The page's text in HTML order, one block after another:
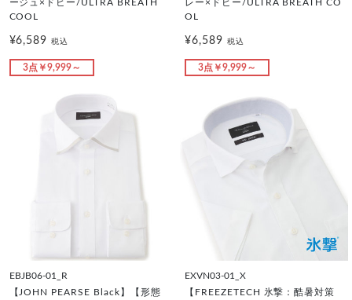
ージュ×ドビー/ULTRA BREATH
COOL
¥6,589税込
3点￥9,999～
レー×ドビー/ULTRA BREATH CO
OL
¥6,589 税込
3点￥9,999～
EBJB06-01_R
【JOHN PEARSE Black】【形態
EXVN03-01_X
【FREEZETECH 氷撃：酷暑対策